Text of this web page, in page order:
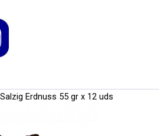
Erdnuss 55 gr x 12 uds